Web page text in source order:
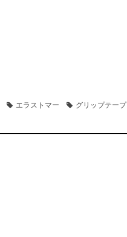
エラストマー グリップテープ